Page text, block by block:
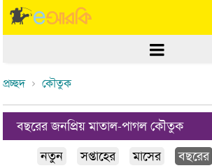
প্রচ্ছদ কৌতুক
বছরের জনপ্রিয় মাতাল-পাগল কৌতুক
নতুন
সপ্তাহের মাসের বছরের